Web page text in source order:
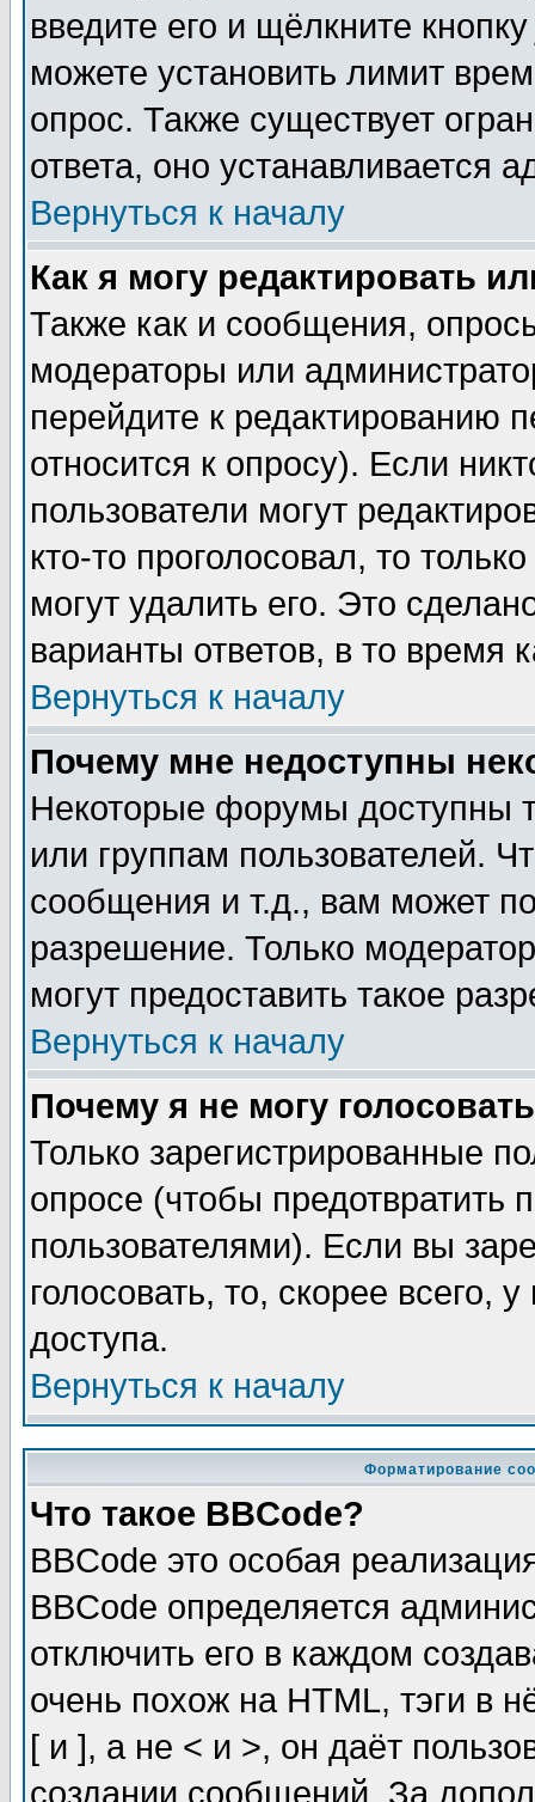
введите его и щёлкните
можете установить лимит
опрос. Также существует
ответа, оно устанавливается
Вернуться к началу
Как я могу редактировать
Также как и сообщения,
модераторы или
перейдите к редактированию
относится к опросу). Если
пользователи могут
кто-то проголосовал, то
могут удалить его. Это
варианты ответов, в то время
Вернуться к началу
Почему мне недоступны
Некоторые форумы доступны
или группам пользователей.
сообщения и т.д., вам может
разрешение. Только
могут предоставить такое
Вернуться к началу
Почему я не могу
Только зарегистрированные
опросе (чтобы предотвратить
пользователями). Если вы
голосовать, то, скорее всего,
доступа.
Вернуться к началу
Форматирование
Что такое BBCode?
BBCode это особая
BBCode определяется
отключить его в каждом
очень похож на HTML, тэги в
[ и ], а не < и >, он даёт
создании сообщений. За